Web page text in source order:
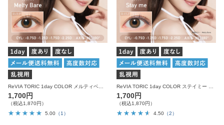
1,700円
（税込1,870円）
5.00 （1）
1,700円
（税込1,870円）
4.50 （2）